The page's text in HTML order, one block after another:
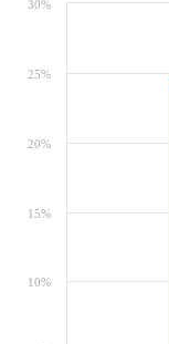
10%
15%
20%
25%
30%